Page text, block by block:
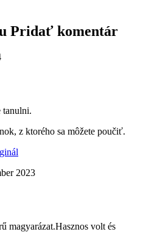
Pridať komentár
tanulni.
z ktorého sa môžete poučiť.
2023
magyarázat.Hasznos volt és